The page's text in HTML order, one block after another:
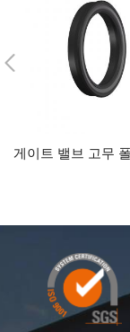
게이트 밸브 고무